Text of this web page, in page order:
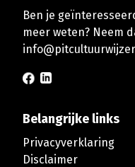
Ben je
meer weten? Neem
Belangrijke links
Privacyverklaring
Disclaimer